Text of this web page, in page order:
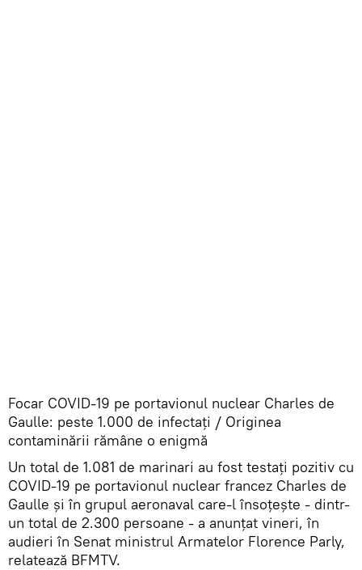
Focar COVID-19 pe portavionul nuclear Charles de
Gaulle: peste 1.000 de infectați / Originea
contaminării rămâne o enigmă
Un total de 1.081 de marinari au fost testaţi pozitiv cu
COVID-19 pe portavionul nuclear francez Charles de
Gaulle şi în grupul aeronaval care-l însoţeşte - dintr-
un total de 2.300 persoane - a anunţat vineri, în
audieri în Senat ministrul Armatelor Florence Parly,
relatează BFMTV.